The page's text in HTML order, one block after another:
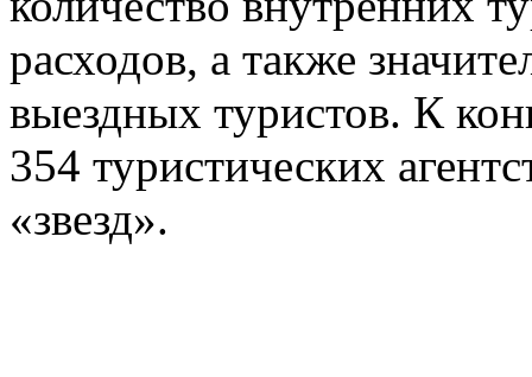
расходов, а также
выездных туристов. К
354 туристических
«звезд».